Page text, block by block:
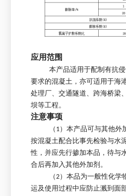
应用范围
本产品适用于配制有抗
要求的混凝土，亦可适用于海
处理厂、交通隧道、跨海桥梁
坝等工程。
注意事项
（1）本产品可与其他
按混凝土配合比事先检验与水
性，并应先行掺加本品，待与
合后再加入其他外加剂。
（2）本品为一般性化
运及使用过程中应防止溅到面